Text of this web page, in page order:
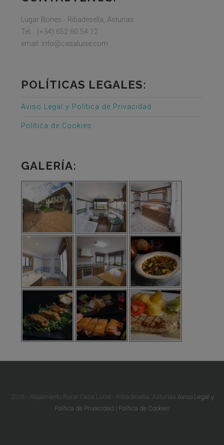
Lugar Bones - Ribadesella, Asturias
Tel. : (+34) 652 60 54 12
email: info@casaluise.com
POLÍTICAS LEGALES:
Aviso Legal y Política de Privacidad
Política de Cookies
GALERÍA:
2016 - Alojamiento Rural Casa Luise - Ribadesella, Asturias Aviso Legal y
Política de Privacidad | Política de Cookies